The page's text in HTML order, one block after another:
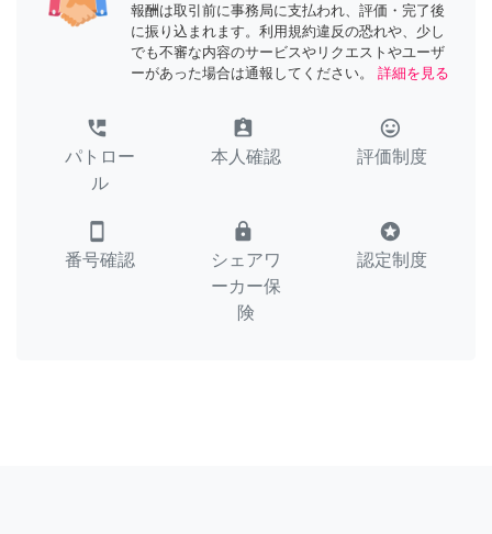
報酬は取引前に事務局に支払われ、評価・完了後
に振り込まれます。利用規約違反の恐れや、少し
でも不審な内容のサービスやリクエストやユーザ
ーがあった場合は通報してください。
詳細を見る
perm_phone_msg
パトロー
ル
assignment_ind
本人確認
tag_faces
評価制度
smartphone
番号確認
lock
シェアワ
ーカー保
険
stars
認定制度